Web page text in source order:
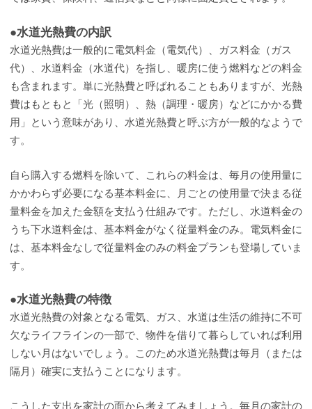
●水道光熱費の内訳
水道光熱費は一般的に電気料金（電気代）、ガス料金（ガス
代）、水道料金（水道代）を指し、暖房に使う燃料などの料金
も含まれます。単に光熱費と呼ばれることもありますが、光熱
費はもともと「光（照明）、熱（調理・暖房）などにかかる費
用」という意味があり、水道光熱費と呼ぶ方が一般的なようで
す。
自ら購入する燃料を除いて、これらの料金は、毎月の使用量に
かかわらず必要になる基本料金に、月ごとの使用量で決まる従
量料金を加えた金額を支払う仕組みです。ただし、水道料金の
うち下水道料金は、基本料金がなく従量料金のみ。電気料金に
は、基本料金なしで従量料金のみの料金プランも登場していま
す。
●水道光熱費の特徴
水道光熱費の対象となる電気、ガス、水道は生活の維持に不可
欠なライフラインの一部で、物件を借りて暮らしていれば利用
しない月はないでしょう。このため水道光熱費は毎月（または
隔月）確実に支払うことになります。
こうした支出を家計の面から考えてみましょう。毎月の家計の